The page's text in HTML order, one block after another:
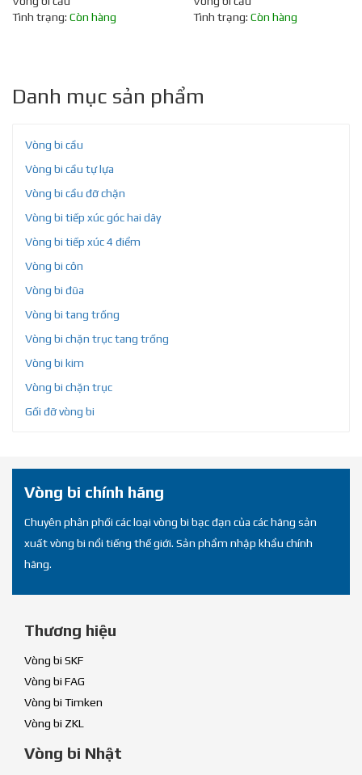
Tình trạng: Còn hàng
Tình trạng: Còn hàng
Danh mục sản phẩm
Vòng bi cầu
Vòng bi cầu tự lựa
Vòng bi cầu đỡ chặn
Vòng bi tiếp xúc góc hai dãy
Vòng bi tiếp xúc 4 điểm
Vòng bi côn
Vòng bi đũa
Vòng bi tang trống
Vòng bi chặn trục tang trống
Vòng bi kim
Vòng bi chặn trục
Gối đỡ vòng bi
Vòng bi chính hãng
Chuyên phân phối các loại vòng bi bạc đạn của các hãng sản
xuất vòng bi nổi tiếng thế giới. Sản phẩm nhập khẩu chính
hãng.
Thương hiệu
Vòng bi SKF
Vòng bi FAG
Vòng bi Timken
Vòng bi ZKL
Vòng bi Nhật